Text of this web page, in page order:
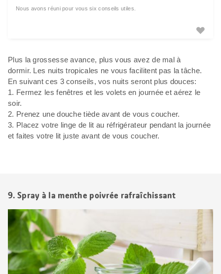
Nous avons réuni pour vous six conseils utiles.
Plus la grossesse avance, plus vous avez de mal à
dormir. Les nuits tropicales ne vous facilitent pas la tâche.
En suivant ces 3 conseils, vos nuits seront plus douces:
1. Fermez les fenêtres et les volets en journée et aérez le
soir.
2. Prenez une douche tiède avant de vous coucher.
3. Placez votre linge de lit au réfrigérateur pendant la journée
et faites votre lit juste avant de vous coucher.
9. Spray à la menthe poivrée rafraîchissant